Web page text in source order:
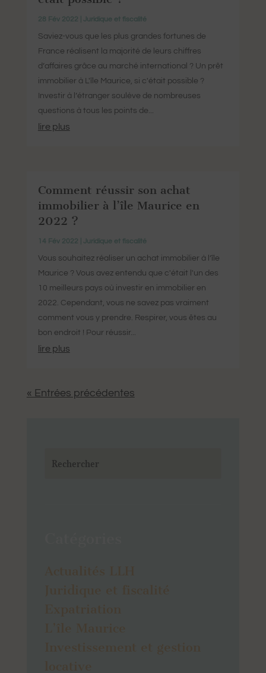
28 Fév 2022 Juridique et fiscalité
Saviez-vous que les plus grandes fortunes de
France réalisent la majorité de leurs chiffres
d’affaires grâce au marché international ? Un prêt
immobilier à L'île Maurice, si c'était possible ?
Investir à l’étranger soulève de nombreuses
questions à tous les points de...
lire plus
Comment réussir son achat
immobilier à l’île Maurice en
2022 ?
14 Fév 2022 Juridique et fiscalité
Vous souhaitez réaliser un achat immobilier à l’île
Maurice ? Vous avez entendu que c'était l'un des
10 meilleurs pays où investir en immobilier en
2022. Cependant, vous ne savez pas vraiment
comment vous y prendre. Respirer, vous êtes au
bon endroit ! Pour réussir...
lire plus
« Entrées précédentes